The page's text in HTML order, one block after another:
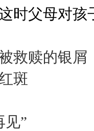
时父母对
救赎的银屑
斑
见”